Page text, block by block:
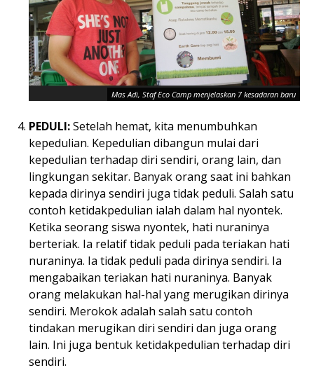
Mas Adi, Staf Eco Camp menjelaskan 7 kesadaran baru
PEDULI:Setelah hemat, kita menumbuhkan
kepedulian. Kepedulian dibangun mulai dari
kepedulian terhadap diri sendiri, orang lain, dan
lingkungan sekitar. Banyak orang saat ini bahkan
kepada dirinya sendiri juga tidak peduli. Salah satu
contoh ketidakpedulian ialah dalam hal nyontek.
Ketika seorang siswa nyontek, hati nuraninya
berteriak. Ia relatif tidak peduli pada teriakan hati
nuraninya. Ia tidak peduli pada dirinya sendiri. Ia
mengabaikan teriakan hati nuraninya. Banyak
orang melakukan hal-hal yang merugikan dirinya
sendiri. Merokok adalah salah satu contoh
tindakan merugikan diri sendiri dan juga orang
lain. Ini juga bentuk ketidakpedulian terhadap diri
sendiri.